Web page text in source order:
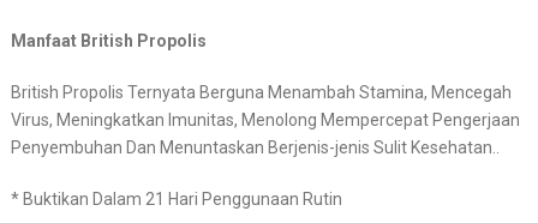
Manfaat British Propolis
British Propolis Ternyata Berguna Menambah Stamina, Mencegah
Virus, Meningkatkan Imunitas, Menolong Mempercepat Pengerjaan
Penyembuhan Dan Menuntaskan Berjenis-jenis Sulit Kesehatan..
* Buktikan Dalam 21 Hari Penggunaan Rutin